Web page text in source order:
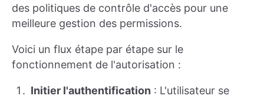
des politiques de contrôle d'accès pour une
meilleure gestion des permissions.
Voici un flux étape par étape sur le
fonctionnement de l'autorisation :
Initier l'authentification : L'utilisateur se